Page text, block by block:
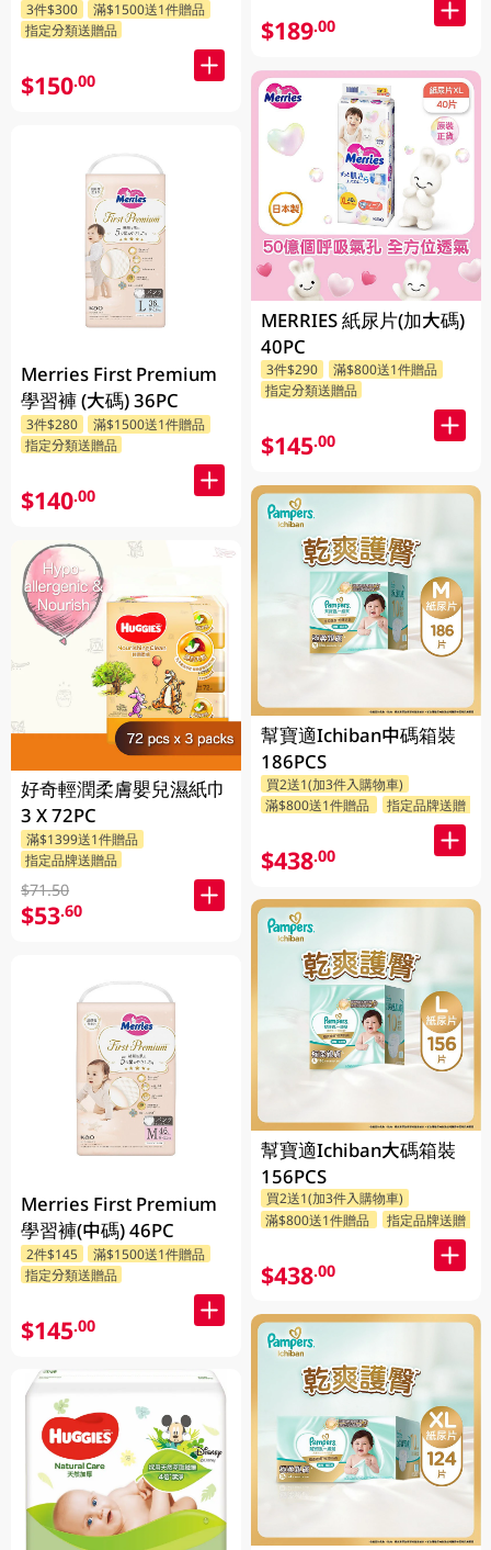
3件$300
滿$1500送1件贈品
指定分類送贈品
$150.00
Merries First Premium
學習褲 (大碼) 36PC
3件$280
滿$1500送1件贈品
指定分類送贈品
$140.00
好奇輕潤柔膚嬰兒濕紙巾
3 X 72PC
滿$1399送1件贈品
指定品牌送贈品
$71.50
$53.60
Merries First Premium
學習褲(中碼) 46PC
2件$145
滿$1500送1件贈品
指定分類送贈品
$145.00
$189.00
MERRIES 紙尿片(加大碼)
40PC
3件$290
滿$800送1件贈品
指定分類送贈品
$145.00
幫寶適Ichiban中碼箱裝
186PCS
買2送1(加3件入購物車)
滿$800送1件贈品
指定品牌送贈品
$438.00
幫寶適Ichiban大碼箱裝
156PCS
買2送1(加3件入購物車)
滿$800送1件贈品
指定品牌送贈品
$438.00